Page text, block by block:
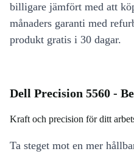
billigare jämfört med att
månaders garanti med
produkt gratis i 30 dagar.
Dell Precision 5560 -
Kraft och precision för ditt
Ta steget mot en mer